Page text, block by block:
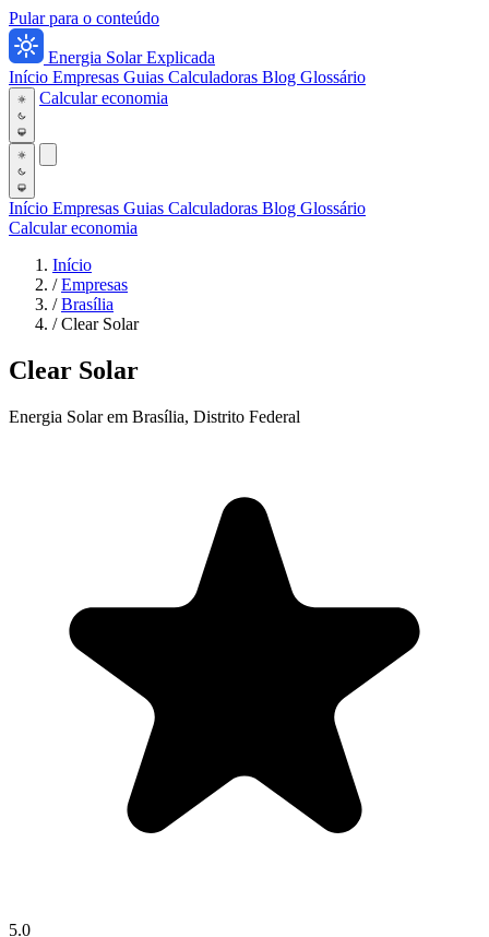
Pular para o conteúdo
Energia Solar Explicada
Início Empresas Guias Calculadoras Blog Glossário
Calcular economia
Início Empresas Guias Calculadoras Blog Glossário
Calcular economia
Início
/ Empresas
/ Brasília
/ Clear Solar
Clear Solar
Energia Solar em Brasília, Distrito Federal
5.0